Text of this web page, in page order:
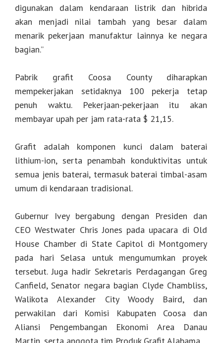
digunakan dalam kendaraan listrik dan hibrida
akan menjadi nilai tambah yang besar dalam
menarik pekerjaan manufaktur lainnya ke negara
bagian.”
Pabrik grafit Coosa County diharapkan
mempekerjakan setidaknya 100 pekerja tetap
penuh waktu. Pekerjaan-pekerjaan itu akan
membayar upah per jam rata-rata $ 21,15.
Grafit adalah komponen kunci dalam baterai
lithium-ion, serta penambah konduktivitas untuk
semua jenis baterai, termasuk baterai timbal-asam
umum di kendaraan tradisional.
Gubernur Ivey bergabung dengan Presiden dan
CEO Westwater Chris Jones pada upacara di Old
House Chamber di State Capitol di Montgomery
pada hari Selasa untuk mengumumkan proyek
tersebut. Juga hadir Sekretaris Perdagangan Greg
Canfield, Senator negara bagian Clyde Chambliss,
Walikota Alexander City Woody Baird, dan
perwakilan dari Komisi Kabupaten Coosa dan
Aliansi Pengembangan Ekonomi Area Danau
Martin, serta anggota tim Produk Grafit Alabama.